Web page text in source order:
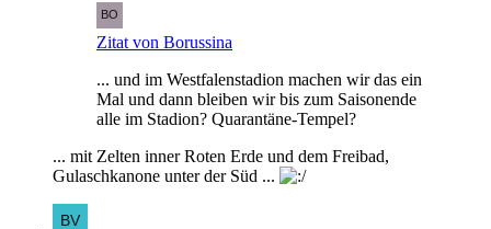
Zitat von Borussina
... und im Westfalenstadion machen wir das ein
Mal und dann bleiben wir bis zum Saisonende
alle im Stadion? Quarantäne-Tempel?
... mit Zelten inner Roten Erde und dem Freibad,
Gulaschkanone unter der Süd ...